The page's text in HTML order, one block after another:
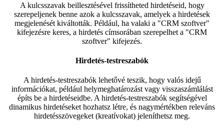
A kulcsszavak beillesztésével frissítheted hirdetéseid, hogy
szerepeljenek benne azok a kulcsszavak, amelyek a hirdetések
megjelenését kiváltották. Például, ha valaki a "CRM szoftver"
kifejezésre keres, a hirdetés címsorában szerepelhet a "CRM
szoftver" kifejezés.
Hirdetés-testreszabók
A hirdetés-testreszabók lehetővé teszik, hogy valós idejű
információkat, például helymeghatározást vagy visszaszámlálást
építs be a hirdetéseidbe. A hirdetés-testreszabók segítségével
dinamikus hirdetéseket hozhatsz létre, és nagymértékben releváns
hirdetésszövegeket (kreatívokat) jeleníthetsz meg.